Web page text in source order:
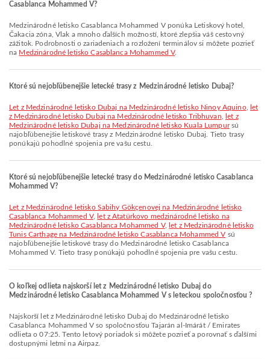
Casablanca Mohammed V?
Medzinárodné letisko Casablanca Mohammed V ponúka Letiskový hotel,
Čakacia zóna, Vlak a mnoho ďalších možností, ktoré zlepšia váš cestovný
zážitok. Podrobnosti o zariadeniach a rozložení terminálov si môžete pozrieť
na Medzinárodné letisko Casablanca Mohammed V.
Ktoré sú nejobľúbenejšie letecké trasy z Medzinárodné letisko Dubaj?
let z Medzinárodné letisko Dubaj na Medzinárodné letisko Ninoy Aquino,
let
z Medzinárodné letisko Dubaj na Medzinárodné letisko Tribhuvan
let z
Medzinárodné letisko Dubaj na Medzinárodné letisko Kuala Lumpursú
najobľúbenejšie letiskové trasy z Medzinárodné letisko Dubaj. Tieto trasy
ponúkajú pohodlné spojenia pre vašu cestu.
Ktoré sú nejobľúbenejšie letecké trasy do Medzinárodné letisko Casablanca
Mohammed V?
let z Medzinárodné letisko Sabihy Gökçenovej na Medzinárodné letisko
Casablanca Mohammed V,
let z Atatürkovo medzinárodné letisko na
Medzinárodné letisko Casablanca Mohammed V,
let z Medzinárodné letisko
Tunis Carthage na Medzinárodné letisko Casablanca Mohammed V sú
najobľúbenejšie letiskové trasy do Medzinárodné letisko Casablanca
Mohammed V. Tieto trasy ponúkajú pohodlné spojenia pre vašu cestu.
O koľkej odlieta najskorší let z Medzinárodné letisko Dubaj do
Medzinárodné letisko Casablanca Mohammed V s leteckou spoločnosťou ?
Najskorší let z Medzinárodné letisko Dubaj do Medzinárodné letisko
Casablanca Mohammed V so spoločnosťou Tajarán al-Imárát / Emirates
odlieta o 07:25. Tento letový poriadok si môžete pozrieť a porovnať s ďalšími
dostupnými letmi na Airpaz.